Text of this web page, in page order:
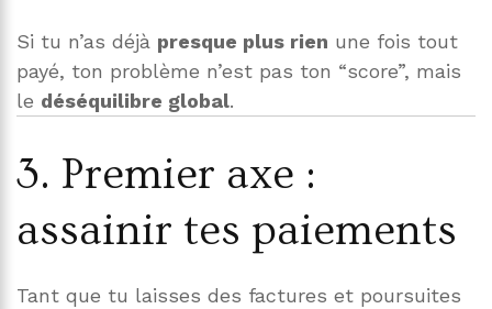
Si tu n’as déjà presque plus rien une fois tout
payé, ton problème n’est pas ton “score”, mais
le déséquilibre global.
3. Premier axe :
assainir tes paiements
Tant que tu laisses des factures et poursuites